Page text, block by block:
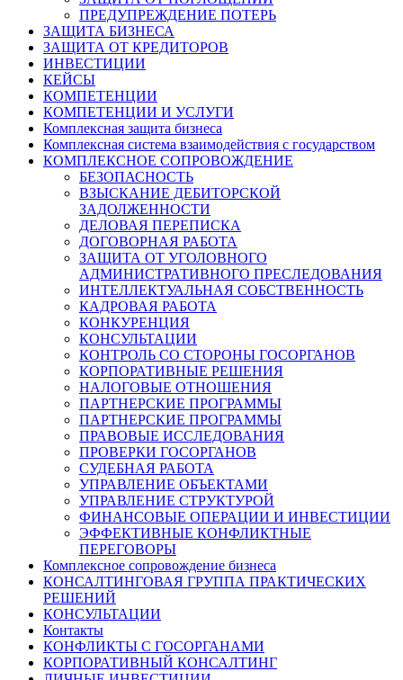
ПРЕДУПРЕЖДЕНИЕ ПОТЕРЬ
ЗАЩИТА БИЗНЕСА
ЗАЩИТА ОТ КРЕДИТОРОВ
ИНВЕСТИЦИИ
КЕЙСЫ
КОМПЕТЕНЦИИ
КОМПЕТЕНЦИИ И УСЛУГИ
Комплексная защита бизнеса
Комплексная система взаимодействия с государством
КОМПЛЕКСНОЕ СОПРОВОЖДЕНИЕ
БЕЗОПАСНОСТЬ
ВЗЫСКАНИЕ ДЕБИТОРСКОЙ
ЗАДОЛЖЕННОСТИ
ДЕЛОВАЯ ПЕРЕПИСКА
ДОГОВОРНАЯ РАБОТА
ЗАЩИТА ОТ УГОЛОВНОГО
АДМИНИСТРАТИВНОГО ПРЕСЛЕДОВАНИЯ
ИНТЕЛЛЕКТУАЛЬНАЯ СОБСТВЕННОСТЬ
КАДРОВАЯ РАБОТА
КОНКУРЕНЦИЯ
КОНСУЛЬТАЦИИ
КОНТРОЛЬ СО СТОРОНЫ ГОСОРГАНОВ
КОРПОРАТИВНЫЕ РЕШЕНИЯ
НАЛОГОВЫЕ ОТНОШЕНИЯ
ПАРТНЕРСКИЕ ПРОГРАММЫ
ПАРТНЕРСКИЕ ПРОГРАММЫ
ПРАВОВЫЕ ИССЛЕДОВАНИЯ
ПРОВЕРКИ ГОСОРГАНОВ
СУДЕБНАЯ РАБОТА
УПРАВЛЕНИЕ ОБЪЕКТАМИ
УПРАВЛЕНИЕ СТРУКТУРОЙ
ФИНАНСОВЫЕ ОПЕРАЦИИ И ИНВЕСТИЦИИ
ЭФФЕКТИВНЫЕ КОНФЛИКТНЫЕ
ПЕРЕГОВОРЫ
Комплексное сопровождение бизнеса
КОНСАЛТИНГОВАЯ ГРУППА ПРАКТИЧЕСКИХ
РЕШЕНИЙ
КОНСУЛЬТАЦИИ
Контакты
КОНФЛИКТЫ С ГОСОРГАНАМИ
КОРПОРАТИВНЫЙ КОНСАЛТИНГ